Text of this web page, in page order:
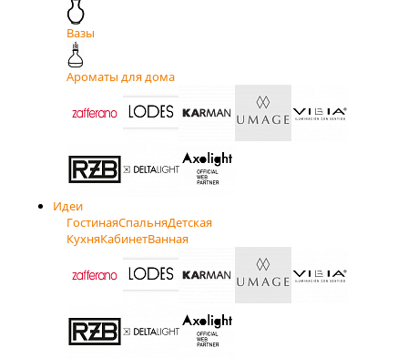
Вазы
Ароматы для дома
Идеи
ГостинаяСпальняДетская
КухняКабинетВанная